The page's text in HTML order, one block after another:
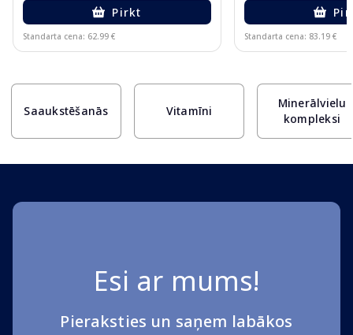
Pirkt
Standarta cena: 62.99 € Standarta cena: 83.19 €
Saaukstēšanās Vitamīni
Minerālvielu
kompleksi
Esi ar mums!
Pieraksties un saņem labākos